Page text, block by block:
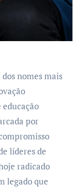
nomes mais
por
líderes de
radicado
legado que